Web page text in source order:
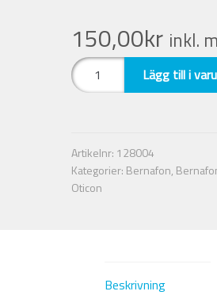
Kontakta oss
Nyheter
Försäljningsvillkor
150,00kr inkl.
O-
Cap.
mängd
Lägg till i
Artikelnr: 128004
Kategorier: Bernafon,
Oticon
Beskrivning